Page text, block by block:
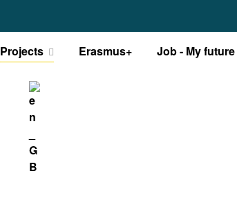
Projects Erasmus+ Job - My future